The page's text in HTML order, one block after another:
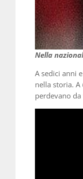
Nella
A sedici anni
nella storia. A
perdevano